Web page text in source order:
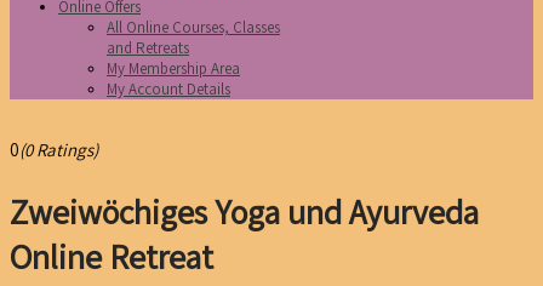
Online Offers
All Online Courses, Classes
and Retreats
My Membership Area
My Account Details
0(0 Ratings)
Zweiwöchiges Yoga und Ayurveda
Online Retreat